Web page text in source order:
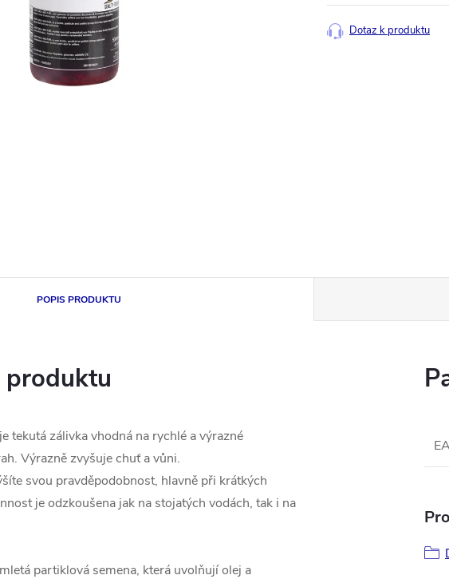
cena:
Dotaz k produktu
POPIS PRODUKTU
produktu
tekutá zálivka vhodná na rychlé a výrazné
Výrazně zvyšuje chuť a vůni.
svou pravděpodobnost, hlavně při krátkých
je odzkoušena jak na stojatých vodách, tak i na
partiklová semena, která uvolňují olej a